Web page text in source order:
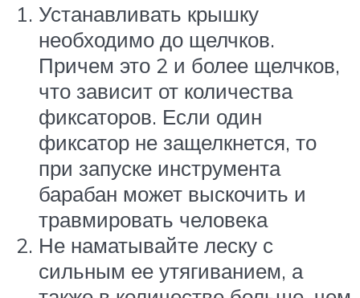
Устанавливать крышку
необходимо до щелчков.
Причем это 2 и более щелчков,
что зависит от количества
фиксаторов. Если один
фиксатор не защелкнется, то
при запуске инструмента
барабан может выскочить и
травмировать человека
Не наматывайте леску с
сильным ее утягиванием, а